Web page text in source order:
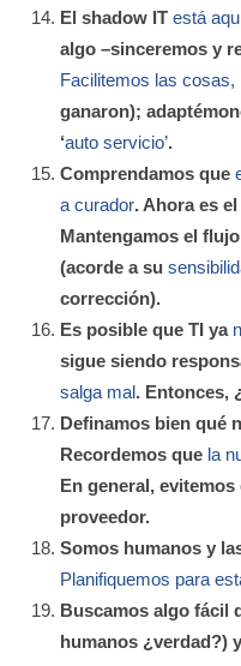
El shadow IT está
algo –sinceremos y
Facilitemos las
ganaron);
‘auto servicio’.
Comprendamos que
a curador. Ahora es
Mantengamos el
(acorde a su
corrección).
Es posible que TI ya
sigue siendo
salga mal. Entonces, ¿
Definamos bien qué
Recordemos que la
En general,
proveedor.
Somos humanos y
Planifiquemos para
Buscamos algo fácil
humanos ¿verdad?)